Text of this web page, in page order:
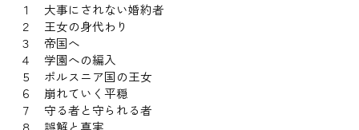
１ 大事にされない婚約者
２ 王女の身代わり
３ 帝国へ
４ 学園への編入
５ ポルスニア国の王女
６ 崩れていく平穏
７ 守る者と守られる者